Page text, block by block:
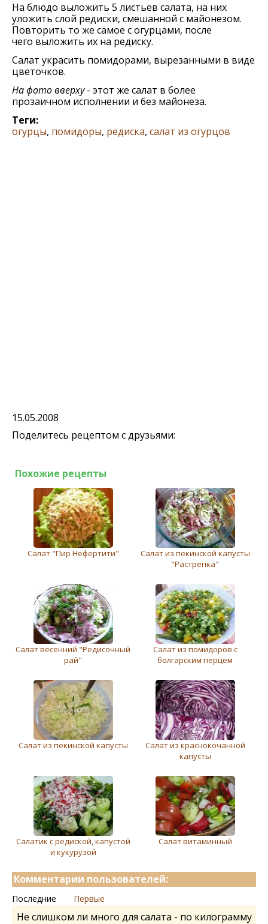
На блюдо выложить 5 листьев салата, на них
уложить слой редиски, смешанной с майонезом.
Повторить то же самое с огурцами, после
чего выложить их на редиску.
Салат украсить помидорами, вырезанными в виде
цветочков.
На фото вверху- этот же салат в более
прозаичном исполнении и без майонеза.
Теги:
огурцы, помидоры, редиска, салат из огурцов
15.05.2008
Поделитесь рецептом с друзьями:
Похожие рецепты
Салат "Пир Нефертити"
Салат из пекинской капусты
"Растрепка"
Салат вeсeнний "Редисочный
рай"
Салат из помидоров с
болгарским пeрцeм
Салат из пекинской капусты
Салат из краснокочанной
капусты
Салатик с редиской, капустой
и кукурузой
Cалат витаминный
Комментарии пользователей:
Последние Первые
Не слишком ли много для салата - по килограмму